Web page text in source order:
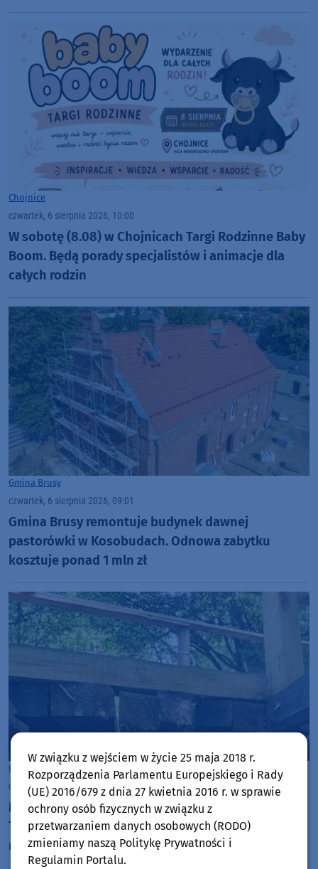
Chojnice
czwartek, 6 sierpnia 2026, 10:00
W sobotę (8.08) w Chojnicach Targi Rodzinne Baby
Boom. Będą porady specjalistów i animacje dla
całych rodzin
Gmina Brusy
czwartek, 6 sierpnia 2026, 09:01
Gmina Brusy remontuje budynek dawnej
pastorówki w Kosobudach. Odnowa zabytku
kosztuje ponad 1 mln zł
Gmina Czersk
czwartek, 6 sierpnia 2026, 07:37
Most we Wiecku uszkodzony przez ciężki pojazd.
Trwa szukanie sprawców, a burmistrz zapowiada
montaż bramownicy
W związku z wejściem w życie 25 maja 2018 r.
Rozporządzenia Parlamentu Europejskiego i Rady
(UE) 2016/679 z dnia 27 kwietnia 2016 r. w sprawie
ochrony osób fizycznych w związku z
przetwarzaniem danych osobowych (RODO)
zmieniamy naszą Politykę Prywatności i
Regulamin Portalu.